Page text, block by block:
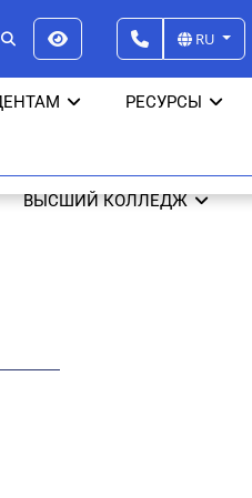
RU
РЕСУРСЫ
ВЫСШИЙ КОЛЛЕДЖ